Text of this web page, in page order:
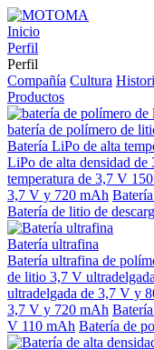
Inicio
Perfil
Perfil
Compañía Cultura
Productos
batería de polímero de
Batería LiPo de alta
LiPo de alta densidad
temperatura de 3,7 V
3,7 V y 720 mAh
Batería de litio de
Batería ultrafina
Batería ultrafina de
de litio 3,7 V
ultradelgada de 3,7 V y
3,7 V y 720 mAh
V 110 mAh Batería de